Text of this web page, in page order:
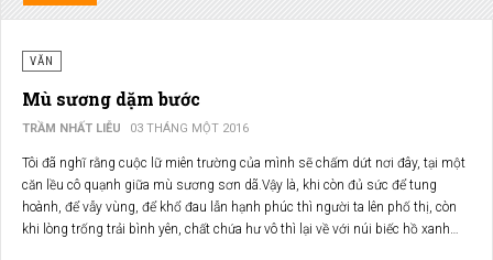
VĂN
Mù sương dặm bước
TRẦM NHẤT LIỄU 03 THÁNG MỘT 2016
Tôi đã nghĩ rằng cuộc lữ miên trường của mình sẽ chấm dứt nơi đây, tại một
căn lều cô quạnh giữa mù sương sơn dã.Vậy là, khi còn đủ sức để tung
hoành, để vẫy vùng, để khổ đau lẫn hạnh phúc thì người ta lên phố thị, còn
khi lòng trống trải bình yên, chất chứa hư vô thì lại về với núi biếc hồ xanh…